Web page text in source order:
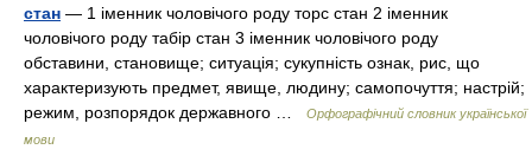
стан — 1 іменник чоловічого роду торс стан 2 іменник
чоловічого роду табір стан 3 іменник чоловічого роду
обставини, становище; ситуація; сукупність ознак, рис, що
характеризують предмет, явище, людину; самопочуття; настрій;
режим, розпорядок державного …
Орфографічний словник української
мови